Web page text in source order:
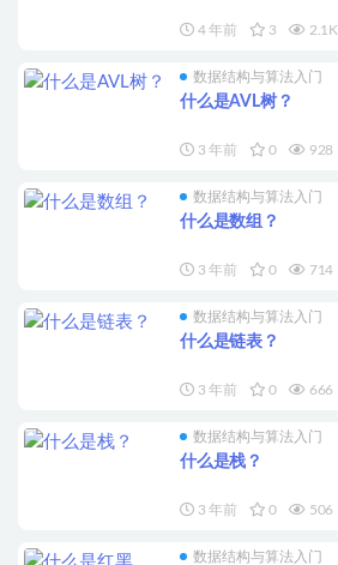
4 年前 3 2.1K
数据结构与算法入门
什么是AVL树？
3 年前 0 928
数据结构与算法入门
什么是数组？
3 年前 0 714
数据结构与算法入门
什么是链表？
3 年前 0 666
数据结构与算法入门
什么是栈？
3 年前 0 506
数据结构与算法入门